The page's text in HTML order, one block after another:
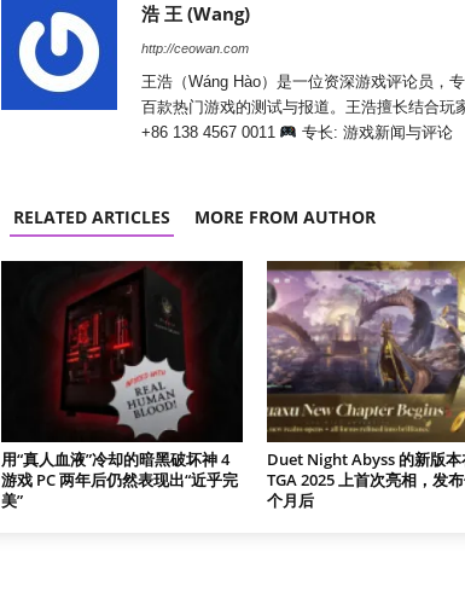
浩 王 (Wang)
http://ceowan.com
王浩（Wáng Hào）是一位资深游戏评论员，
百款热门游戏的测试与报道。王浩擅长结合玩
+86 138 4567 0011
专长: 游戏新闻与评论
RELATED ARTICLES MORE FROM AUTHOR
用“真人血液”冷却的暗黑破坏神 4
游戏 PC 两年后仍然表现出“近乎完
美”
Duet Night Abyss 的新版本
TGA 2025 上首次亮相，发
个月后